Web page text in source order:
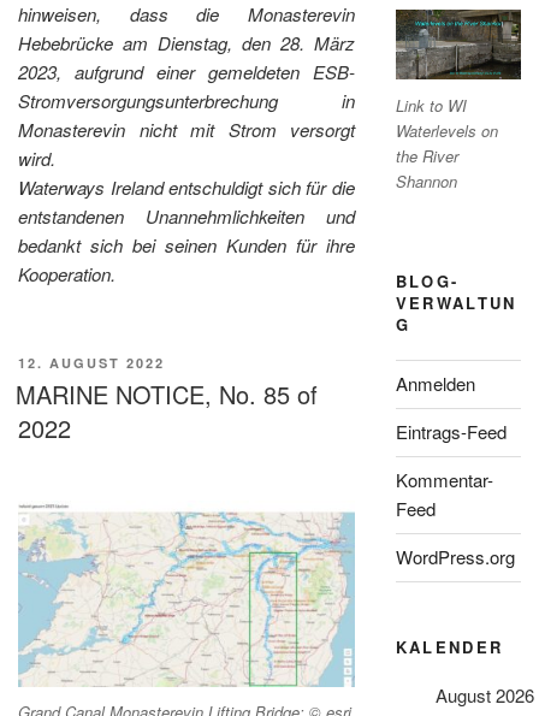
hinweisen, dass die Monasterevin
Hebebrücke am Dienstag, den 28. März
2023, aufgrund einer gemeldeten ESB-
Stromversorgungsunterbrechung in
Monasterevin nicht mit Strom versorgt
wird.
Waterways Ireland entschuldigt sich für die
entstandenen Unannehmlichkeiten und
bedankt sich bei seinen Kunden für ihre
Kooperation.
VERÖFFENTLICHT
AM
12. AUGUST 2022
MARINE NOTICE, No. 85 of
2022
Link to WI
Waterlevels on
the River
Shannon
BLOG-
VERWALTUN
G
Anmelden
Eintrags-Feed
Kommentar-
Feed
WordPress.org
KALENDER
August 2026